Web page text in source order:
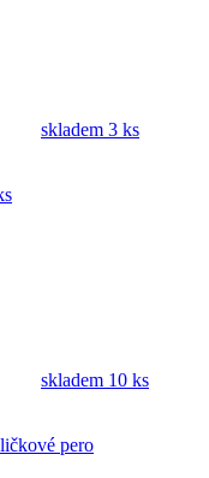
skladem 3 ks
skladem 10 ks